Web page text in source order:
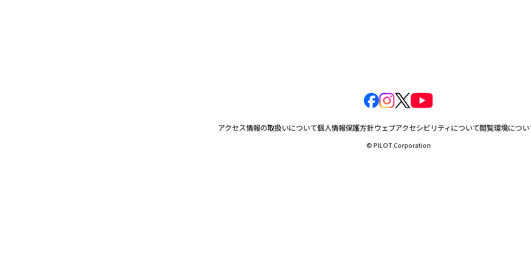
アクセス情報の取扱いについて個人情報保護方針ウェブアクセシビリティについて閲覧環境につい
© PILOT Corporation